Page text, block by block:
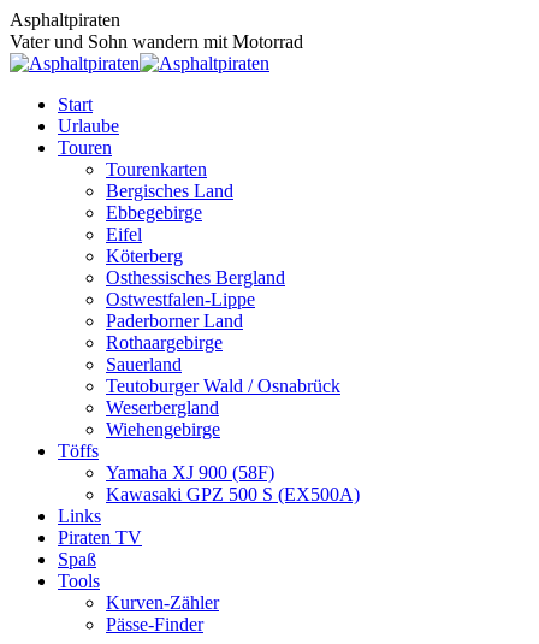
Zum
Inhalt
springen
Asphaltpiraten
Vater und Sohn wandern mit Motorrad
Start
Urlaube
Touren
Tourenkarten
Bergisches Land
Ebbegebirge
Eifel
Köterberg
Osthessisches Bergland
Ostwestfalen-Lippe
Paderborner Land
Rothaargebirge
Sauerland
Teutoburger Wald / Osnabrück
Weserbergland
Wiehengebirge
Töffs
Yamaha XJ 900 (58F)
Kawasaki GPZ 500 S (EX500A)
Links
Piraten TV
Spaß
Tools
Kurven-Zähler
Pässe-Finder